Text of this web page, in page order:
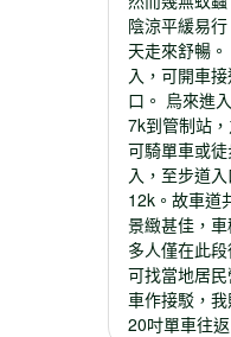
陰涼平緩易
天走來舒暢
入，可開車接
口。 烏來進
7k到管制站
可騎單車或
入，至步道
12k。故車道
景緻甚佳，
多人僅在此段
可找當地居
車作接駁，
20吋單車往返